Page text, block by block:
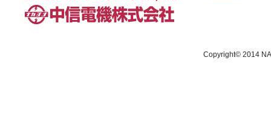
Copyright© 2014